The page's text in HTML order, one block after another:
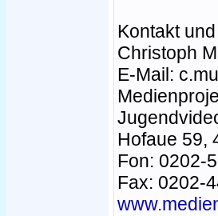
Kontakt
Christoph
E-Mail:
Hofaue 59,
Fon: 0202-
Fax: 0202-